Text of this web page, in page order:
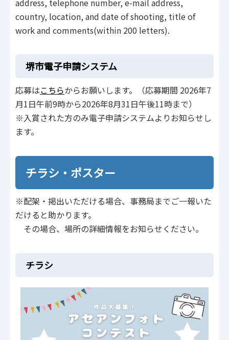
country, location, and date of shooting, title of
work and comments(within 200 letters).
堺市電子申請システム
応募はこちらからお願いします。（応募期間 2026年7
月1日午前9時から2026年8月31日午後11時まで）
※入賞された方のみ電子申請システムよりお知らせし
ます。
チラシ・ポスター
※配架・掲出いただける場合、事務局までご一報いた
だけると助かります。
その場合、場所の詳細情報をお知らせください。
チラシ